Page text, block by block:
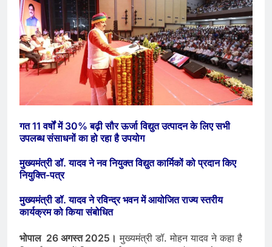
गत 11 वर्षों में 30% बढ़ी सौर ऊर्जा विद्युत उत्पादन के लिए सभी
उपलब्ध संसाधनों का हो रहा है उपयोग
मुख्यमंत्री डॉ. यादव ने नव नियुक्त विद्युत कार्मिकों को प्रदान किए
नियुक्ति-पत्र
मुख्यमंत्री डॉ. यादव ने रविन्द्र भवन में आयोजित राज्य स्तरीय
कार्यक्रम को किया संबोधित
भोपाल 26 अगस्त 2025। मुख्यमंत्री डॉ. मोहन यादव ने कहा है